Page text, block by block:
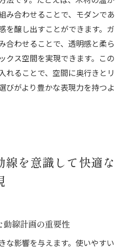
み合わせることで、モダンであ
を醸し出すことができます。ガ
合わせることで、透明感と柔ら
クス空間を実現できます。この
れることで、空間に奥行きとリ
びがより豊かな表現力を持つよ
線を意識して快適な
動線計画の重要性
な影響を与えます。使いやすい